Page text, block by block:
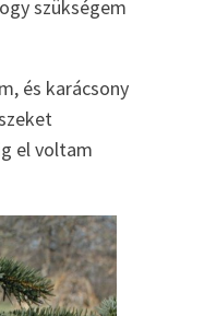
szükségem
és karácsony
el voltam